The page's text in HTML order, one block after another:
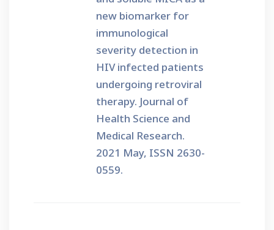
new biomarker for
immunological
severity detection in
HIV infected patients
undergoing retroviral
therapy. Journal of
Health Science and
Medical Research.
2021 May, ISSN 2630-
0559.